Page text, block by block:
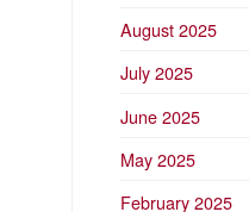
August 2025
July 2025
June 2025
May 2025
February 2025